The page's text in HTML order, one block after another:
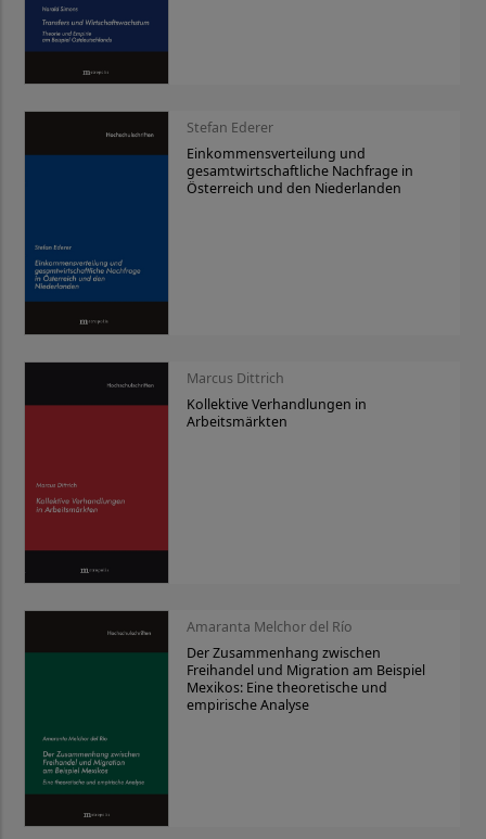
Stefan Ederer
Einkommensverteilung und
gesamtwirtschaftliche Nachfrage in
Österreich und den Niederlanden
Marcus Dittrich
Kollektive Verhandlungen in
Arbeitsmärkten
Amaranta Melchor del Río
Der Zusammenhang zwischen
Freihandel und Migration am Beispiel
Mexikos: Eine theoretische und
empirische Analyse